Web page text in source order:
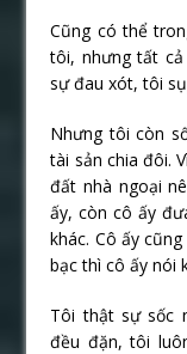
Cũng có thể
tôi, nhưng tất
sự đau xót, tôi
Nhưng tôi còn
tài sản chia đôi.
đất nhà ngoại
ấy, còn cô ấy
khác. Cô ấy
bạc thì cô ấy nói
Tôi thật sự sốc
đều đặn, tôi